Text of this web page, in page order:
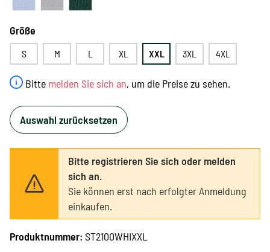
Bitte melden Sie sich an, um die Preise zu sehen.
Größe
S M L XL XXL 3XL 4XL
Auswahl zurücksetzen
Bitte registrieren Sie sich oder melden
sich an.
Sie können erst nach erfolgter Anmeldung
einkaufen.
Produktnummer: ST2100WHIXXL